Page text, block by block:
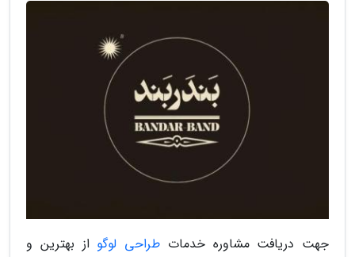
جهت دریافت مشاوره خدمات طراحی لوگو از بهترین و